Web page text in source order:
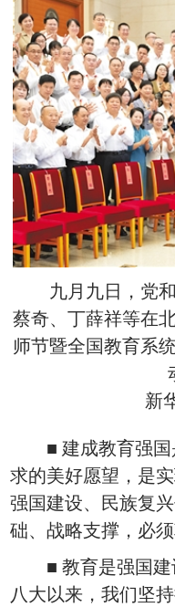
九月九日，党和
蔡奇、丁薛祥等在
师节暨全国教育系
新华
■ 建成教育强国
求的美好愿望，是
强国建设、民族复
础、战略支撑，必
■ 教育是强国建
八大以来，我们坚